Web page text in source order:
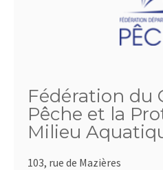
Fédération du
Pêche et la
Milieu
103, rue de Mazières